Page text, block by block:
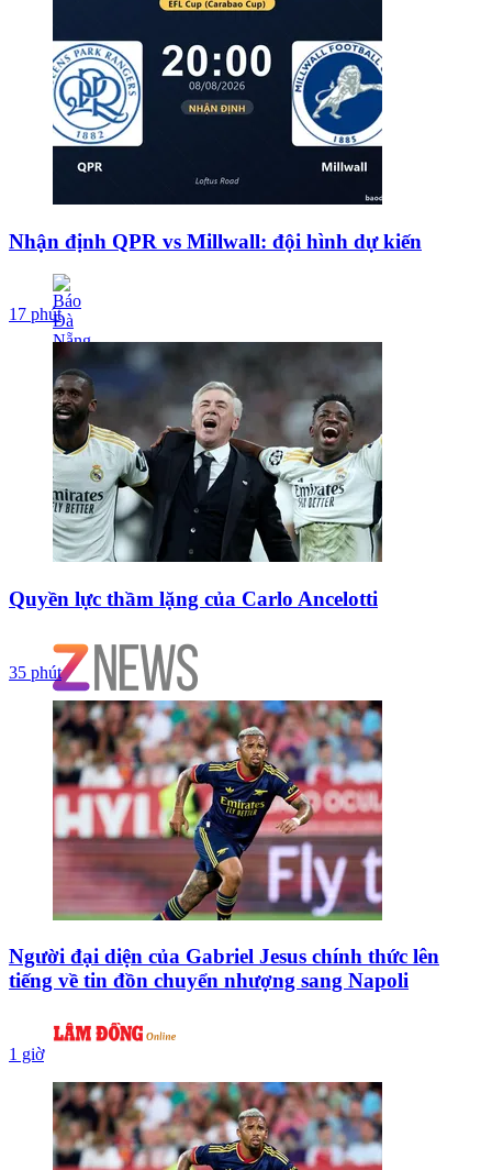
Nhận định QPR vs Millwall: đội hình dự kiến
17 phút
Quyền lực thầm lặng của Carlo Ancelotti
35 phút
Người đại diện của Gabriel Jesus chính thức lên
tiếng về tin đồn chuyển nhượng sang Napoli
1 giờ